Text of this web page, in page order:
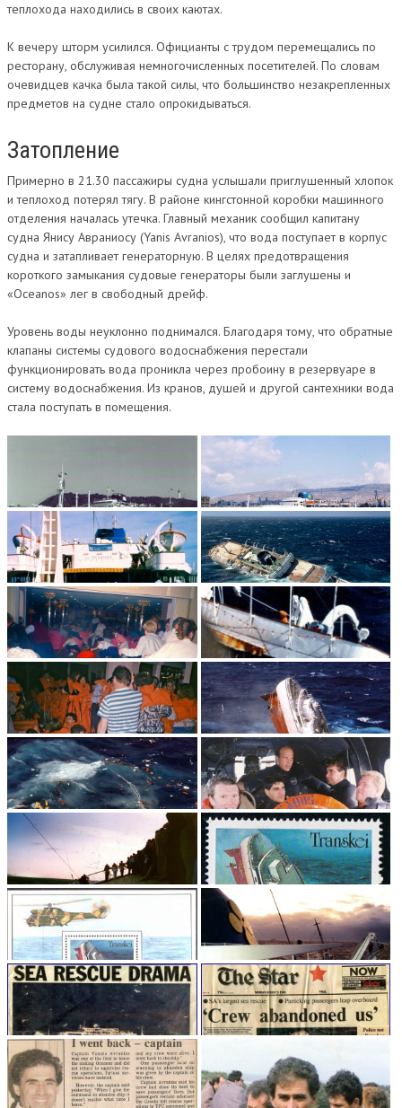
CONTACT
теплохода находились в своих каютах.
К вечеру шторм усилился. Официанты с трудом перемещались по
ресторану, обслуживая немногочисленных посетителей. По словам
очевидцев качка была такой силы, что большинство незакрепленных
предметов на судне стало опрокидываться.
Затопление
Примерно в 21.30 пассажиры судна услышали приглушенный хлопок
и теплоход потерял тягу. В районе кингстонной коробки машинного
отделения началась утечка. Главный механик сообщил капитану
судна Янису Авраниосу (Yanis Avranios), что вода поступает в корпус
судна и затапливает генераторную. В целях предотвращения
короткого замыкания судовые генераторы были заглушены и
«Oceanos» лег в свободный дрейф.
Уровень воды неуклонно поднимался. Благодаря тому, что обратные
клапаны системы судового водоснабжения перестали
функционировать вода проникла через пробоину в резервуаре в
систему водоснабжения. Из кранов, душей и другой сантехники вода
стала поступать в помещения.